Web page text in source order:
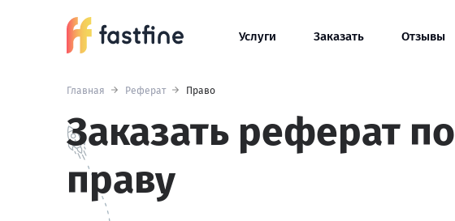
Услуги Заказать Отзывы
Главная Реферат Право
Заказать реферат по
праву